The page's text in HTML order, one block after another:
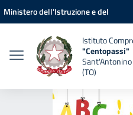
Vai ai contenuti
Vai al menu di navigazione
Vai al footer
Ministero dell'Istruzione e del
Istituto
"Centopassi"
Sant'Antonino
(TO)